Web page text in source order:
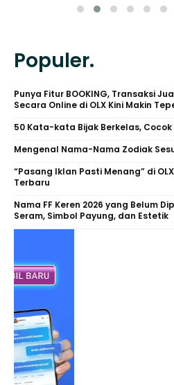
Populer.
Punya Fitur BOOKING, Transaksi
Secara Online di OLX Kini Makin
50 Kata-kata Bijak Berkelas,
Mengenal Nama-Nama Zodiak
“Pasang Iklan Pasti Menang” di
Terbaru
Nama FF Keren 2026 yang Belum
Seram, Simbol Payung, dan Estetik